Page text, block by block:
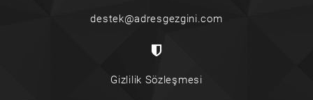
destek@adresgezgini.com
Gizlilik Sözleşmesi